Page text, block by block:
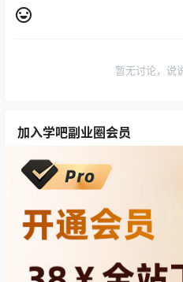
暂无讨论，说
加入学吧副业圈会员